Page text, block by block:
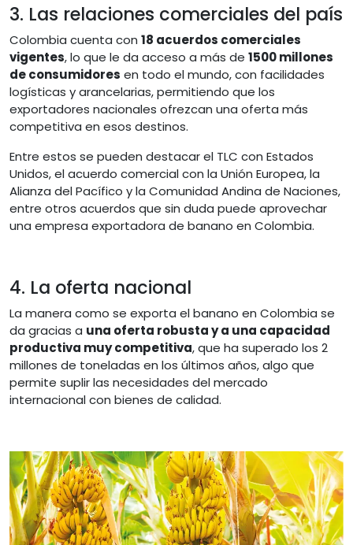
3. Las relaciones comerciales del país
Colombia cuenta con 18 acuerdos comerciales
vigentes, lo que le da acceso a más de 1500 millones
de consumidores en todo el mundo, con facilidades
logísticas y arancelarias, permitiendo que los
exportadores nacionales ofrezcan una oferta más
competitiva en esos destinos.
Entre estos se pueden destacar el TLC con Estados
Unidos, el acuerdo comercial con la Unión Europea, la
Alianza del Pacífico y la Comunidad Andina de Naciones,
entre otros acuerdos que sin duda puede aprovechar
una empresa exportadora de banano en Colombia.
4. La oferta nacional
La manera como se exporta el banano en Colombia se
da gracias a una oferta robusta y a una capacidad
productiva muy competitiva, que ha superado los 2
millones de toneladas en los últimos años, algo que
permite suplir las necesidades del mercado
internacional con bienes de calidad.